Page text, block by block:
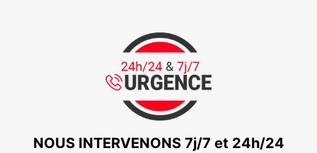
NOUS INTERVENONS 7j/7 et 24h/24